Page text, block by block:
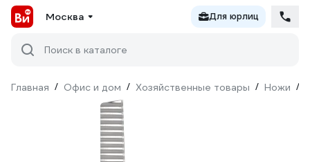
Москва Для юрлиц
Поиск в каталоге
Главная / Офис и дом / Хозяйственные товары / Ножи /